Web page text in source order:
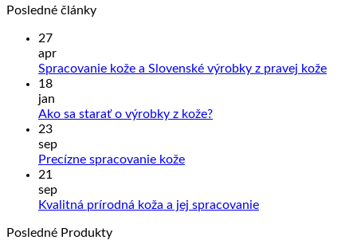
Posledné články
27
apr
Spracovanie kože a Slovenské výrobky z pravej kože
18
jan
Ako sa starať o výrobky z kože?Žiadne
o
23
sep
Precízne spracovanie kožeŽiadne
Precízne
21
sep
Kvalitná prírodná koža a jej spracovanieŽiadne
Posledné Produkty